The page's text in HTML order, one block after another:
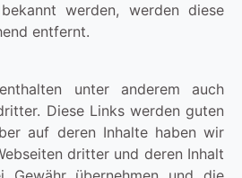
werden, werden diese
entfernt.
unter anderem auch
Diese Links werden guten
auf deren Inhalte haben wir
dritter und deren Inhalt